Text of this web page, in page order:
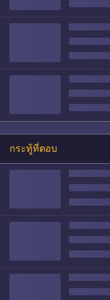
กระทู้ที่ตอบ